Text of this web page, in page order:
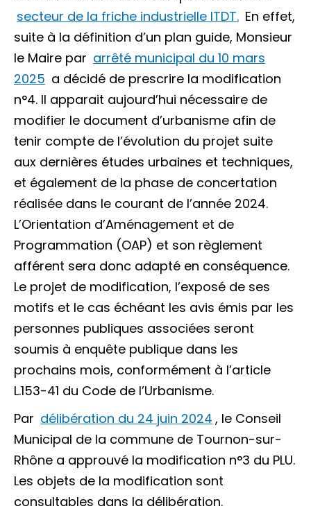
secteur de la friche industrielle ITDT. En effet,
suite à la définition d’un plan guide, Monsieur
le Maire par arrêté municipal du 10 mars
2025 a décidé de prescrire la modification
n°4. Il apparait aujourd’hui nécessaire de
modifier le document d’urbanisme afin de
tenir compte de l’évolution du projet suite
aux dernières études urbaines et techniques,
et également de la phase de concertation
réalisée dans le courant de l’année 2024.
L’Orientation d’Aménagement et de
Programmation (OAP) et son règlement
afférent sera donc adapté en conséquence.
Le projet de modification, l’exposé de ses
motifs et le cas échéant les avis émis par les
personnes publiques associées seront
soumis à enquête publique dans les
prochains mois, conformément à l’article
L.153-41 du Code de l’Urbanisme.
Par délibération du 24 juin 2024 , le Conseil
Municipal de la commune de Tournon-sur-
Rhône a approuvé la modification n°3 du PLU.
Les objets de la modification sont
consultables dans la délibération.